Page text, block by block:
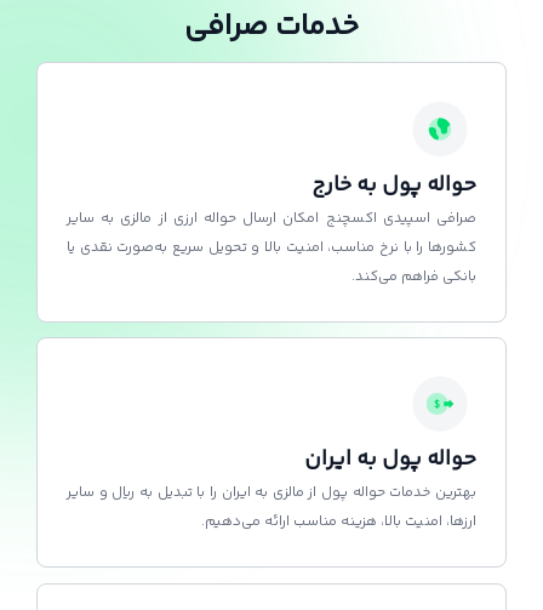
خدمات صرافی
حواله پول به خارج
صرافی اسپیدی اکسچنج امکان ارسال حواله ارزی از مالزی به سایر
کشورها را با نرخ مناسب، امنیت بالا و تحویل سریع به‌صورت نقدی یا
بانکی فراهم می‌کند.
حواله پول به ایران
بهترین خدمات حواله پول از مالزی به ایران را با تبدیل به ریال و سایر
ارزها، امنیت بالا، هزینه مناسب ارائه می‌دهیم.